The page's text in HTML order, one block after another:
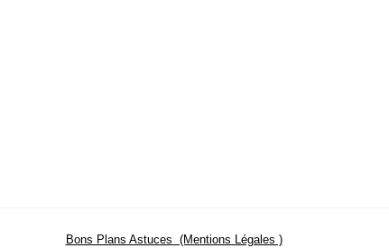
Bons Plans Astuces (Mentions Légales )